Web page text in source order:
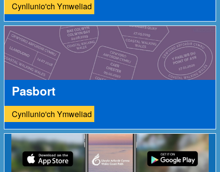
Cynllunio'ch Ymweliad
Pasbort
Cynllunio'ch Ymweliad